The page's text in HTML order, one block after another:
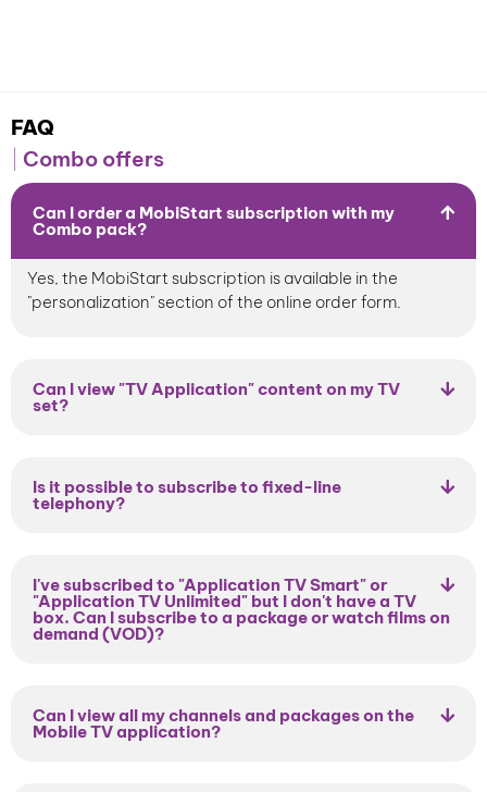
FAQ
Combo offers
Can I order a MobiStart subscription with my
Combo pack?
Yes, the MobiStart subscription is available in the
"personalization" section of the online order form.
Can I view "TV Application" content on my TV
set?
Is it possible to subscribe to fixed-line
telephony?
I've subscribed to "Application TV Smart" or
"Application TV Unlimited" but I don't have a TV
box. Can I subscribe to a package or watch films on
demand (VOD)?
Can I view all my channels and packages on the
Mobile TV application?